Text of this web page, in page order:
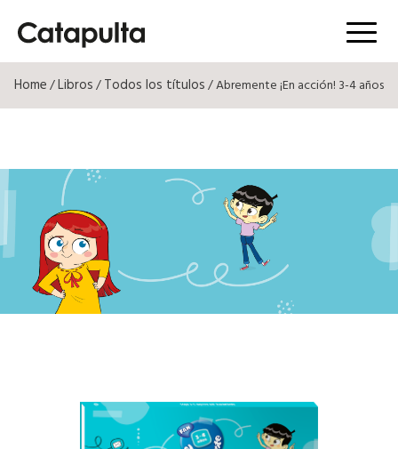
Menú
Home/Libros/Todos los títulos/ Abremente ¡En acción! 3-4 años